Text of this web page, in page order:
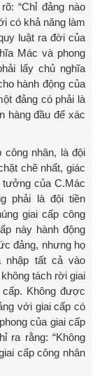
“Chỉ đảng nào
có khả năng làm
luật ra đời của
Mác và phong
lấy chủ nghĩa
hành động của
đảng có phải là
hàng đầu để xác
nhân, là đội
chẽ nhất, giác
tưởng của C.Mác
phải là đội tiền
giai cấp công
này hành động
đảng, nhưng họ
nhập tất cả vào
tách rời giai
Không được
với giai cấp có
của giai cấp
ra rằng: “Không
cấp công nhân